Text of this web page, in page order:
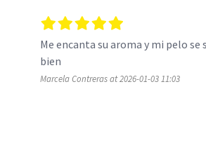
Me encanta su aroma y mi pelo se
bien
Marcela Contreras at 2026-01-03 11:03